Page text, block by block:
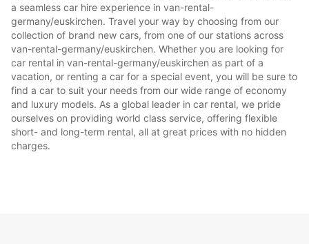
a seamless car hire experience in van-rental-
germany/euskirchen. Travel your way by choosing from our
collection of brand new cars, from one of our stations across
van-rental-germany/euskirchen. Whether you are looking for
car rental in van-rental-germany/euskirchen as part of a
vacation, or renting a car for a special event, you will be sure to
find a car to suit your needs from our wide range of economy
and luxury models. As a global leader in car rental, we pride
ourselves on providing world class service, offering flexible
short- and long-term rental, all at great prices with no hidden
charges.